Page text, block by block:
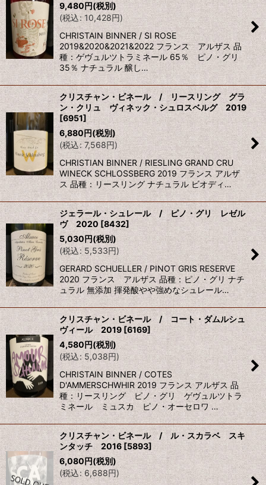
9,480円(税別)
(税込: 10,428円)
CHRISTAIN BINNER / SI ROSE
2019&2020&2021&2022 フランス アルザス 品
種：ゲヴュルツトラミネール 65％ ピノ・グリ
35％ ナチュラル 醸し…
クリスチャン・ビネール / リースリング グラ
ン・クリュ ヴィネック・シュロスベルグ 2019
[6951]
6,880円(税別)
(税込: 7,568円)
CHRISTIAN BINNER / RIESLING GRAND CRU
WINECK SCHLOSSBERG 2019 フランス アルザ
ス 品種：リースリング ナチュラル ビオディ…
ジェラール・シュレール / ピノ・グリ レゼル
ヴ 2020 [8432]
5,030円(税別)
(税込: 5,533円)
GERARD SCHUELLER / PINOT GRIS RESERVE
2020 フランス アルザス 品種：ピノ・グリ ナチ
ュラル 無添加 揮発酸やや強めなシュレール…
クリスチャン・ビネール / コート・ダムルシュ
ヴィール 2019[6169]
4,580円(税別)
(税込: 5,038円)
CHRISTAIN BINNER / COTES
D'AMMERSCHWHIR 2019 フランス アルザス 品
種：リースリング ピノ・グリ ゲヴュルツトラ
ミネール ミュスカ ピノ・オーセロワ …
クリスチャン・ビネール / ル・スカラベ スキ
ンタッチ 2016[5893]
6,080円(税別)
(税込: 6,688円)